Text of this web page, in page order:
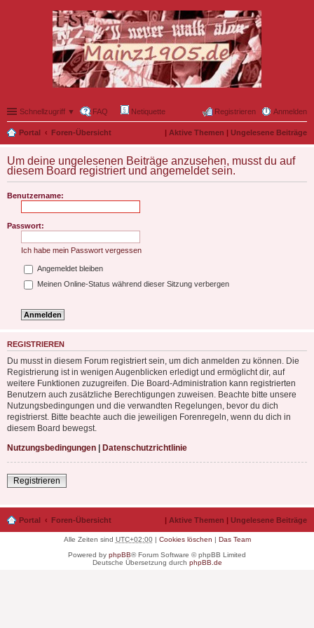
Schnellzugriff ▼ FAQ Netiquette Anmelden
Registrieren
Portal Foren-Übersicht | Aktive Themen | Ungelesene Beiträge
Um deine ungelesenen Beiträge anzusehen, musst du auf
diesem Board registriert und angemeldet sein.
Benutzername:
Passwort:
Ich habe mein Passwort vergessen
Angemeldet bleiben
Meinen Online-Status während dieser Sitzung verbergen
REGISTRIEREN
Du musst in diesem Forum registriert sein, um dich anmelden zu können. Die
Registrierung ist in wenigen Augenblicken erledigt und ermöglicht dir, auf
weitere Funktionen zuzugreifen. Die Board-Administration kann registrierten
Benutzern auch zusätzliche Berechtigungen zuweisen. Beachte bitte unsere
Nutzungsbedingungen und die verwandten Regelungen, bevor du dich
registrierst. Bitte beachte auch die jeweiligen Forenregeln, wenn du dich in
diesem Board bewegst.
Nutzungsbedingungen | Datenschutzrichtlinie
Registrieren
Portal Foren-Übersicht | Aktive Themen | Ungelesene Beiträge
Alle Zeiten sind UTC+02:00| Cookies löschen | Das Team
Powered by phpBB® Forum Software © phpBB Limited
Deutsche Übersetzung durch phpBB.de